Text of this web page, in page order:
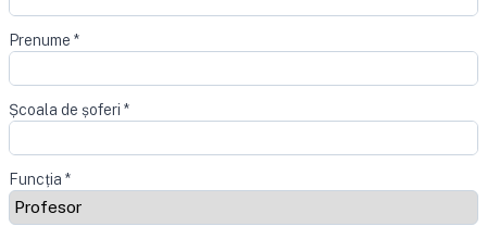
Prenume *
Școala de șoferi *
Funcția *